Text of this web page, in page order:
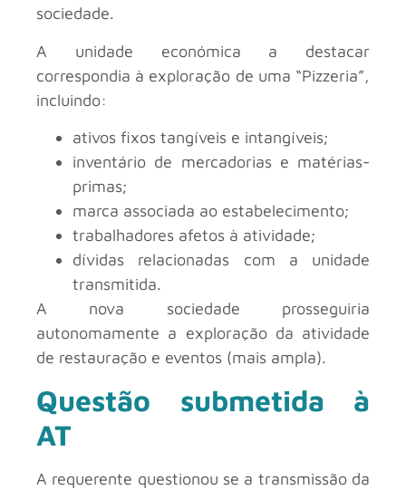
sociedade.
A unidade económica a destacar
correspondia à exploração de uma “Pizzeria”,
incluindo:
ativos fixos tangíveis e intangíveis;
inventário de mercadorias e matérias-
primas;
marca associada ao estabelecimento;
trabalhadores afetos à atividade;
dívidas relacionadas com a unidade
transmitida.
A nova sociedade prosseguiria
autonomamente a exploração da atividade
de restauração e eventos (mais ampla).
Questão submetida à
AT
A requerente questionou se a transmissão da